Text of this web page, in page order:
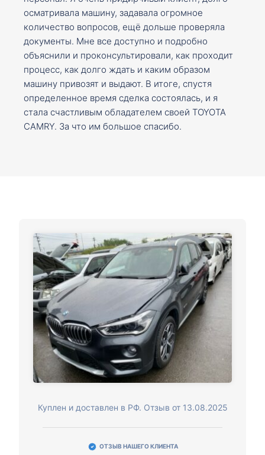
осматривала машину, задавала огромное
количество вопросов, ещё дольше проверяла
документы. Мне все доступно и подробно
объяснили и проконсультировали, как проходит
процесс, как долго ждать и каким образом
машину привозят и выдают. В итоге, спустя
определенное время сделка состоялась, и я
стала счастливым обладателем своей TOYOTA
CAMRY. За что им большое спасибо.
Куплен и доставлен в РФ. Отзыв от 13.08.2025
ОТЗЫВ НАШЕГО КЛИЕНТА